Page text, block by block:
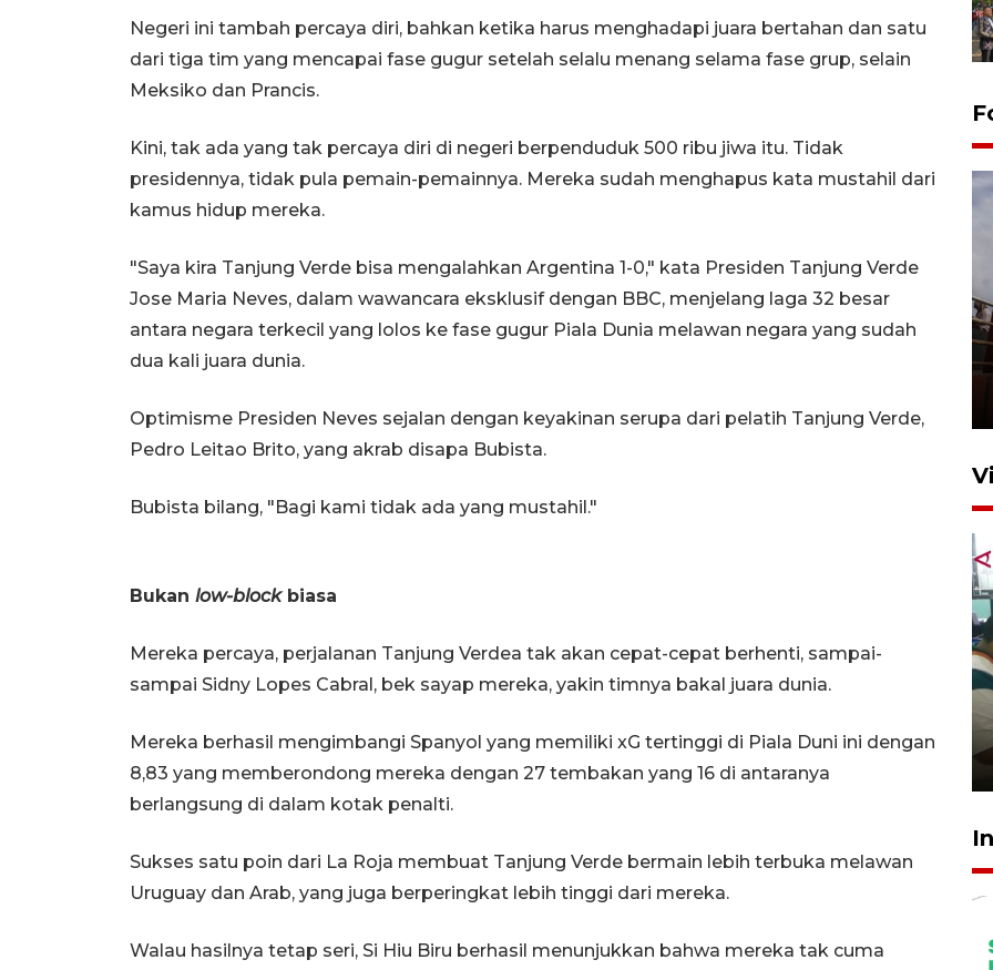
Negeri ini tambah percaya diri, bahkan ketika harus menghadapi juara bertahan dan satu
dari tiga tim yang mencapai fase gugur setelah selalu menang selama fase grup, selain
Meksiko dan Prancis.
Kini, tak ada yang tak percaya diri di negeri berpenduduk 500 ribu jiwa itu. Tidak
presidennya, tidak pula pemain-pemainnya. Mereka sudah menghapus kata mustahil dari
kamus hidup mereka.
"Saya kira Tanjung Verde bisa mengalahkan Argentina 1-0," kata Presiden Tanjung Verde
Jose Maria Neves, dalam wawancara eksklusif dengan BBC, menjelang laga 32 besar
antara negara terkecil yang lolos ke fase gugur Piala Dunia melawan negara yang sudah
dua kali juara dunia.
Optimisme Presiden Neves sejalan dengan keyakinan serupa dari pelatih Tanjung Verde,
Pedro Leitao Brito, yang akrab disapa Bubista.
Bubista bilang, "Bagi kami tidak ada yang mustahil."
Bukan low-blockbiasa
Mereka percaya, perjalanan Tanjung Verdea tak akan cepat-cepat berhenti, sampai-
sampai Sidny Lopes Cabral, bek sayap mereka, yakin timnya bakal juara dunia.
Mereka berhasil mengimbangi Spanyol yang memiliki xG tertinggi di Piala Duni ini dengan
8,83 yang memberondong mereka dengan 27 tembakan yang 16 di antaranya
berlangsung di dalam kotak penalti.
Sukses satu poin dari La Roja membuat Tanjung Verde bermain lebih terbuka melawan
Uruguay dan Arab, yang juga berperingkat lebih tinggi dari mereka.
Walau hasilnya tetap seri, Si Hiu Biru berhasil menunjukkan bahwa mereka tak cuma
Unjuk rasa protes penataan
Ambon ajak semua pihak buka
pembinaan
23 Juli 2026 14:28